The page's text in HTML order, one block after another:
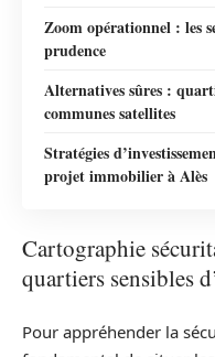
Zoom opérationnel : les
prudence
Alternatives sûres :
communes satellites
Stratégies
projet immobilier à Alès
Cartographie
quartiers sensibles
Pour appréhender la